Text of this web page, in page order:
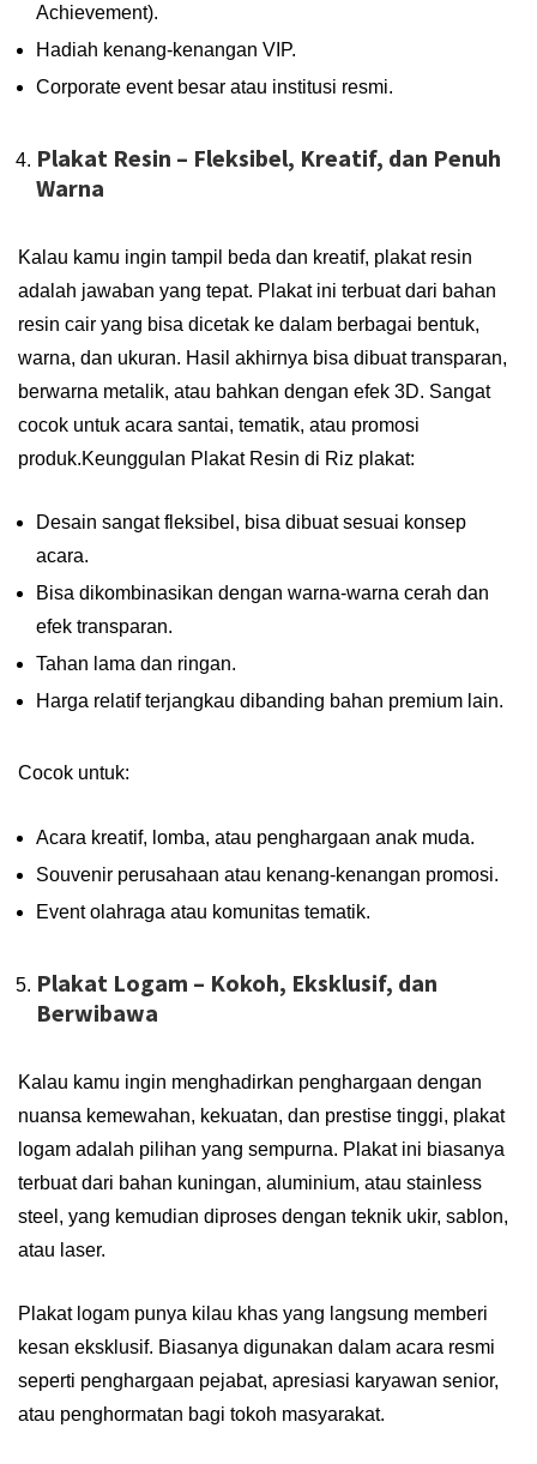
Achievement).
Hadiah kenang-kenangan VIP.
Corporate event besar atau institusi resmi.
Plakat Resin – Fleksibel, Kreatif, dan Penuh
Warna
Kalau kamu ingin tampil beda dan kreatif, plakat resin
adalah jawaban yang tepat. Plakat ini terbuat dari bahan
resin cair yang bisa dicetak ke dalam berbagai bentuk,
warna, dan ukuran. Hasil akhirnya bisa dibuat transparan,
berwarna metalik, atau bahkan dengan efek 3D. Sangat
cocok untuk acara santai, tematik, atau promosi
produk.Keunggulan Plakat Resin di Riz plakat:
Desain sangat fleksibel, bisa dibuat sesuai konsep
acara.
Bisa dikombinasikan dengan warna-warna cerah dan
efek transparan.
Tahan lama dan ringan.
Harga relatif terjangkau dibanding bahan premium lain.
Cocok untuk:
Acara kreatif, lomba, atau penghargaan anak muda.
Souvenir perusahaan atau kenang-kenangan promosi.
Event olahraga atau komunitas tematik.
Plakat Logam – Kokoh, Eksklusif, dan
Berwibawa
Kalau kamu ingin menghadirkan penghargaan dengan
nuansa kemewahan, kekuatan, dan prestise tinggi, plakat
logam adalah pilihan yang sempurna. Plakat ini biasanya
terbuat dari bahan kuningan, aluminium, atau stainless
steel, yang kemudian diproses dengan teknik ukir, sablon,
atau laser.
Plakat logam punya kilau khas yang langsung memberi
kesan eksklusif. Biasanya digunakan dalam acara resmi
seperti penghargaan pejabat, apresiasi karyawan senior,
atau penghormatan bagi tokoh masyarakat.